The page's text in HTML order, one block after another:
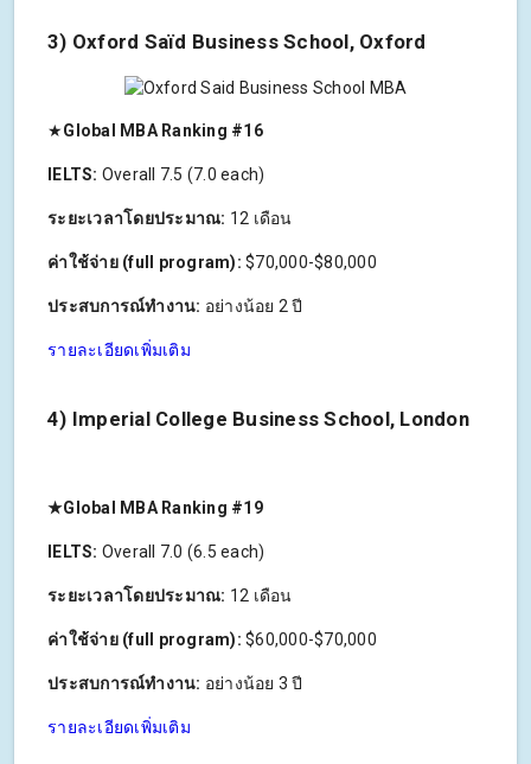
3) Oxford Saïd Business School, Oxford
★Global MBA Ranking #16
IELTS: Overall 7.5 (7.0 each)
ระยะเวลาโดยประมาณ: 12 เดือน
ค่าใช้จ่าย (full program): $70,000-$80,000
ประสบการณ์ทำงาน: อย่างน้อย 2 ปี
รายละเอียดเพิ่มเติม
4) Imperial College Business School, London
★Global MBA Ranking #19
IELTS: Overall 7.0 (6.5 each)
ระยะเวลาโดยประมาณ: 12 เดือน
ค่าใช้จ่าย (full program): $60,000-$70,000
ประสบการณ์ทำงาน: อย่างน้อย 3 ปี
รายละเอียดเพิ่มเติม